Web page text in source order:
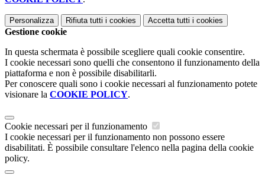
Personalizza Rifiuta tutti i cookies Accetta tutti i cookies
Gestione cookie
In questa schermata è possibile scegliere quali cookie consentire.
I cookie necessari sono quelli che consentono il funzionamento della
piattaforma e non è possibile disabilitarli.
Per conoscere quali sono i cookie necessari al funzionamento potete
visionare la COOKIE POLICY.
Cookie necessari per il funzionamento
I cookie necessari per il funzionamento non possono essere
disabilitati. È possibile consultare l'elenco nella pagina della cookie
policy.